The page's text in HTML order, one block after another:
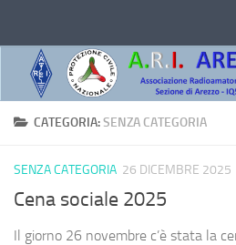
CATEGORIA:SENZA CATEGORIA
SENZA CATEGORIA 26 DICEMBRE 2025
Cena sociale 2025
Il giorno 26 novembre c’è stata la